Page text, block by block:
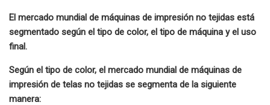
El mercado mundial de máquinas de impresión no tejidas está
segmentado según el tipo de color, el tipo de máquina y el uso
final.
Según el tipo de color, el mercado mundial de máquinas de
impresión de telas no tejidas se segmenta de la siguiente
manera: